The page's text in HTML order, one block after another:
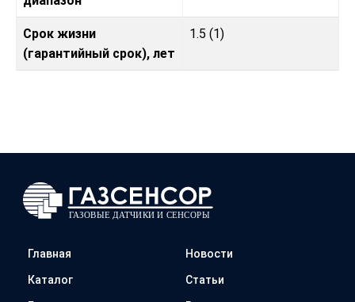
Срок жизни
(гарантийный срок), лет
1.5 (1)
Главная
Каталог
Новости
Статьи